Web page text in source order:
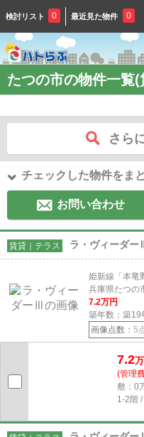
検討リスト 0 最近見た物件 0
たつの市の物件一覧(
さら
チェックした物件をま
お問い合わせ
賃貸｜テラス ラ・ヴィーダー
姫新線「本竜
兵庫県たつの
7.2万円
築年数：築19
画像点数： 5
7.2
(管理
敷：0
1-2階